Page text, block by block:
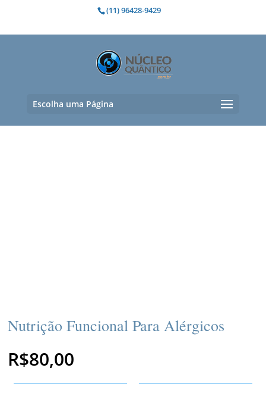
(11) 96428-9429
Escolha uma Página
Nutrição Funcional Para Alérgicos
R$80,00